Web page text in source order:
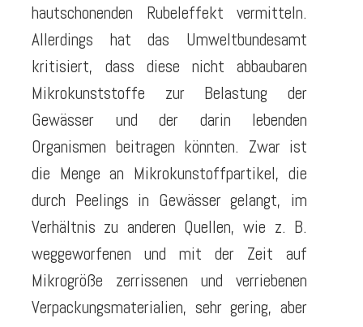
hautschonenden Rubeleffekt vermitteln.
Allerdings hat das Umweltbundesamt
kritisiert, dass diese nicht abbaubaren
Mikrokunststoffe zur Belastung der
Gewässer und der darin lebenden
Organismen beitragen könnten. Zwar ist
die Menge an Mikrokunstoffpartikel, die
durch Peelings in Gewässer gelangt, im
Verhältnis zu anderen Quellen, wie z. B.
weggeworfenen und mit der Zeit auf
Mikrogröße zerrissenen und verriebenen
Verpackungsmaterialien, sehr gering, aber